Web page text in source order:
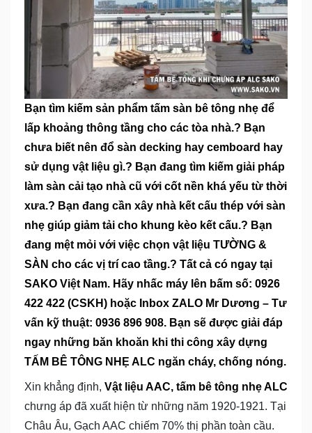
Bạn tìm kiếm sản phẩm tấm sàn bê tông nhẹ để
lấp khoảng thông tầng cho các tòa nhà.? Bạn
chưa biết nên đổ sàn decking hay cemboard hay
sử dụng vật liệu gì.? Bạn đang tìm kiếm giải pháp
làm sàn cải tạo nhà cũ với cốt nền khá yếu từ thời
xưa.? Bạn đang cần xây nhà kết cấu thép với sàn
nhẹ giúp giảm tải cho khung kèo kết cấu.? Bạn
đang mệt mỏi với việc chọn vật liệu TƯỜNG &
SÀN cho các vị trí cao tầng.? Tất cả có ngay tại
SAKO Việt Nam. Hãy nhấc máy lên bấm số: 0926
422 422 (CSKH) hoặc Inbox ZALO Mr Dương – Tư
vấn kỹ thuật: 0936 896 908. Bạn sẽ được giải đáp
ngay những băn khoăn khi thi công xây dựng
TẤM BÊ TÔNG NHẸ ALC ngăn cháy, chống nóng.
Xin khẳng định, Vật liệu AAC, tấm bê tông nhẹ ALC
chưng áp đã xuất hiện từ những năm 1920-1921. Tại
Châu Âu, Gạch AAC chiếm 70% thị phần toàn cầu.